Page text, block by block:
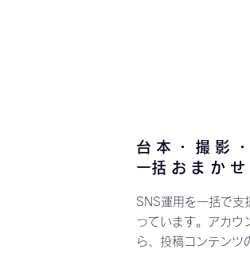
台本・撮影
​一括おまかせ
SNS運用を一括で支
っています。アカウ
ら、投稿コンテンツ